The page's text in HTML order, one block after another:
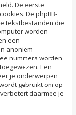
De eerste
De phpBB-
tekstbestanden die
worden
een
anoniem
nummers worden
Een
je onderwerpen
gebruikt om op
daarmee je